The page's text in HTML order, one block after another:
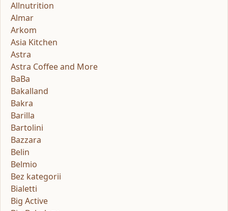
Allnutrition
Almar
Arkom
Asia Kitchen
Astra
Astra Coffee and More
BaBa
Bakalland
Bakra
Barilla
Bartolini
Bazzara
Belin
Belmio
Bez kategorii
Bialetti
Big Active